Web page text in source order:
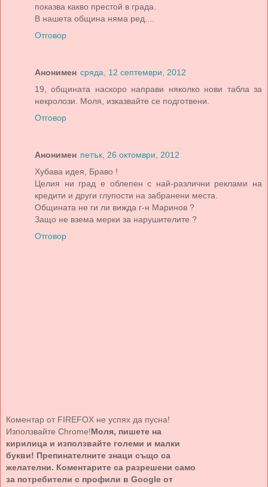
показва какво престой в града.
В нашета община няма ред....
Отговор
Анонимен сряда, 12 септември, 2012
19, общината наскоро направи няколко нови табла за
некролози. Моля, изказвайте се подготвени.
Отговор
Анонимен петък, 26 октомври, 2012
Хубава идея, Браво !
Целия ни град е облепен с най-различни реклами на
кредити и други глупости на забранени места.
Общината не ги ли вижда г-н Маринов ?
Защо не взема мерки за нарушителите ?
Отговор
Коментар от FIREFOX не успях да пусна!
Използвайте Chrome!Моля, пишете на
кирилица и използвайте големи и малки
букви! Препинателните знаци също са
желателни. Коментарите са разрешени само
за потребители с профили в Google от